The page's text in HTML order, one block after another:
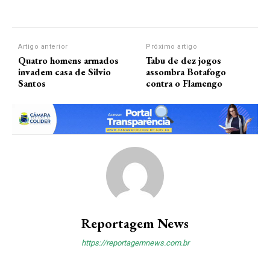
Artigo anterior
Quatro homens armados
invadem casa de Silvio
Santos
Próximo artigo
Tabu de dez jogos
assombra Botafogo
contra o Flamengo
Reportagem News
https://reportagemnews.com.br